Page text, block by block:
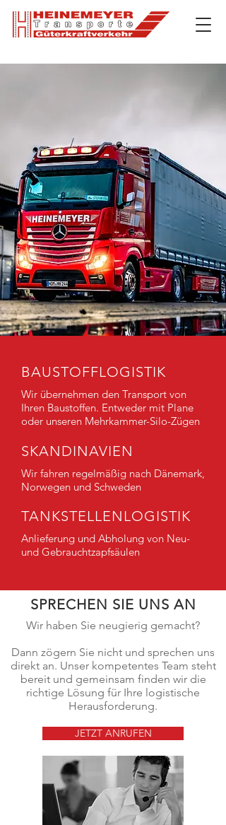
BAUSTOFFLOGISTIK
Wir übernehmen den Transport von
Ihren Baustoffen. Entweder mit Plane
oder unseren Mehrkammer-Silo-Zügen
SKANDINAVIEN
Wir fahren regelmäßig nach Dänemark,
Norwegen und Schweden
TANKSTELLENLOGISTIK
Anlieferung und Abholung von Neu-
und Gebrauchtzapfsäulen
SPRECHEN SIE UNS AN
Wir haben Sie neugierig gemacht?
Dann zögern Sie nicht und sprechen uns
direkt an. Unser kompetentes Team steht
bereit und gemeinsam finden wir die
richtige Lösung für Ihre logistische
Herausforderung.
JETZT ANRUFEN